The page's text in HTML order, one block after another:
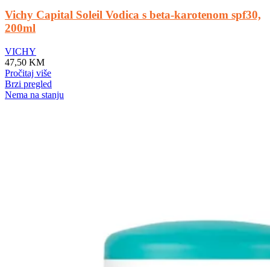
Vichy Capital Soleil Vodica s beta-karotenom spf30,
200ml
VICHY
47,50 KM
Pročitaj više
Brzi pregled
Nema na stanju